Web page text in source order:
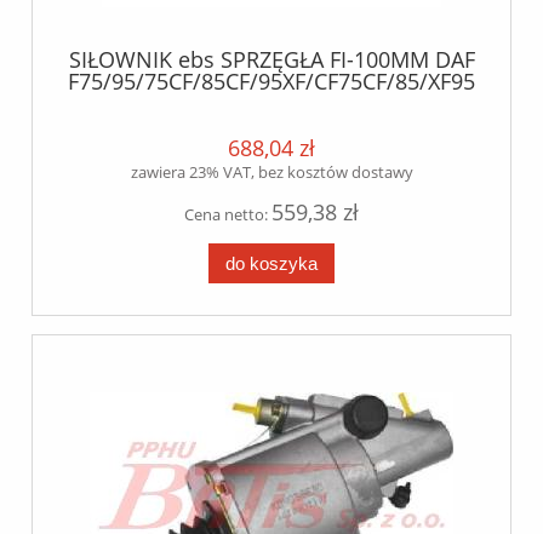
SIŁOWNIK ebs SPRZĘGŁA FI-100MM DAF
F75/95/75CF/85CF/95XF/CF75CF/85/XF95
688,04 zł
zawiera 23% VAT, bez kosztów dostawy
Cena netto: 559,38 zł
do koszyka